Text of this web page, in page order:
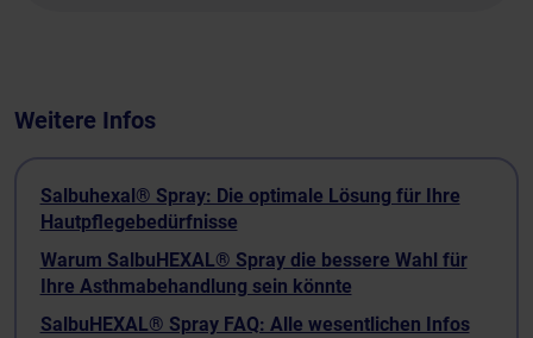
Weitere Infos
Salbuhexal® Spray: Die optimale Lösung für Ihre
Hautpflegebedürfnisse
Warum SalbuHEXAL® Spray die bessere Wahl für
Ihre Asthmabehandlung sein könnte
SalbuHEXAL® Spray FAQ: Alle wesentlichen Infos